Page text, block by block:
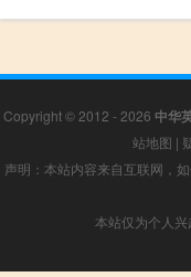
Copyright © 2012 - 2026 中华
站地图 |
声明：本站内容来自互联网，
本站仅为个人